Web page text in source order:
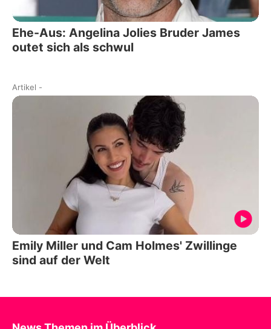
Ehe-Aus: Angelina Jolies Bruder James
outet sich als schwul
Artikel -
Emily Miller und Cam Holmes' Zwillinge
sind auf der Welt